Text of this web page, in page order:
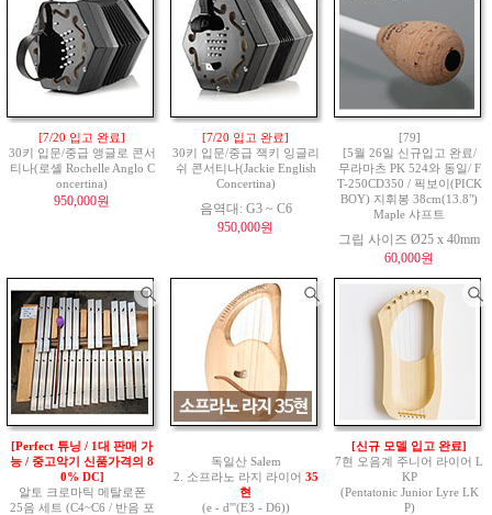
[7/20 입고 완료]
30키 입문/중급 앵글로 콘서
티나(로셸 Rochelle Anglo C
oncertina)
950,000원
[7/20 입고 완료]
30키 입문/중급 잭키 잉글리
쉬 콘서티나(Jackie English
Concertina)
음역대: G3 ~ C6
950,000원
[79]
[5월 26일 신규입고 완료/
무라마츠 PK 524와 동일/ F
T-250CD350 / 픽보이(PICK
BOY) 지휘봉 38cm(13.8")
Maple 샤프트
그립 사이즈 Ø25 x 40mm
60,000원
[Perfect 튜닝 / 1대 판매 가
능 / 중고악기 신품가격의 8
0% DC]
알토 크로마틱 메탈로폰
25음 세트 (C4~C6 / 반음 포
독일산 Salem
2. 소프라노 라지 라이어 35
현
(e - d'''(E3 - D6))
[신규 모델 입고 완료]
7현 오음계 주니어 라이어 L
KP
(Pentatonic Junior Lyre LK
P)